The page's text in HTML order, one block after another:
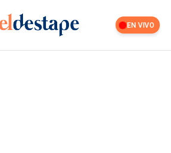
EN VIVO